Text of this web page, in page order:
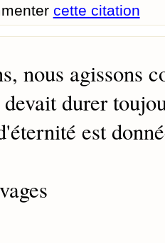
cette citation
nous agissons
durer
est